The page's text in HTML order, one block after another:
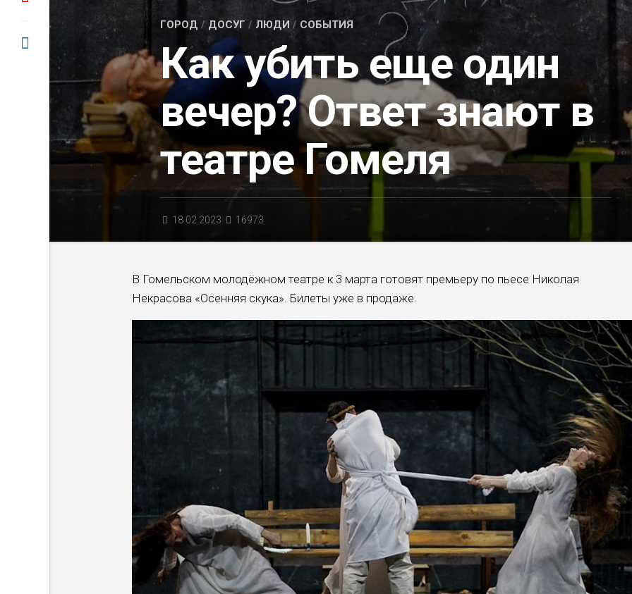
ГОРОД / ДОСУГ / ЛЮДИ / СОБЫТИЯ
Как убить еще один
вечер? Ответ знают в
театре Гомеля
18.02.2023 16973
В Гомельском молодёжном театре к 3 марта готовят премьеру по пьесе Николая
Некрасова «Осенняя скука». Билеты уже в продаже.